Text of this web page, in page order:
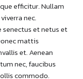
efficitur. Nullam
nec.
et netus et
mattis
et. Aenean
nec, faucibus
commodo.